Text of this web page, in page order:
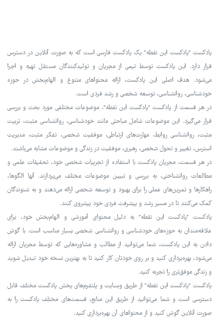
پادکست "پادکست این نقطه" یک پادکست فارسی است که به صورت آنلاین در دسترس
قرار دارد. این پادکست توسط تیمی از مجریان و تولیدکنندگان مستقل تهیه و اجرا
می‌شود. هدف اصلی این پادکست، ارائه محتواهای متنوع و الهام‌بخش در حوزه
خودشناسی، روانشناسی، توسعه شخصی و رشد فردی است.
در هر قسمت از پادکست "پادکست این نقطه"، موضوعات مختلفی مورد بحث و بررسی
قرار می‌گیرد. این موضوعات شامل مباحثی مانند خودشناسی، روانشناسی مثبت، تربیت
مثبت، روانشناسی روابط، مهارت‌های ارتباطی، موفقیت شخصی، تفکر مثبت، مدیریت
استرس، تغییر و تحول شخصی، رهبری، موفقیت در زندگی و موضوعات مشابه می‌باشند.
در هر قسمت، مجریان پادکست با استفاده از تجربیات شخصی خود، تحقیقات علمی و
مطالعات روانشناختی، به بررسی و تبیین موضوعات مختلف می‌پردازند. آنها الگوها،
راهکارها و تمرین‌های عملی را برای بهبود و توسعه شخصی ارائه می‌دهند و به شنوندگان
کمک می‌کنند تا در مسیر رشد و پیشرفت فردی خود پیشروی کنند.
پادکست "پادکست این نقطه" به دلیل محتوای آموزشی و الهام‌بخش خود، برای
علاقه‌مندان به حوزه‌های خودشناسی و روانشناسی شخصی بسیار مناسب است. با گوش
دادن به این پادکست، شما می‌توانید از مطالب و مشاوره‌هایی که توسط مجریان ارائه
می‌شود، بهره‌برداری کنید و بر روی خودتان کار کنید تا به بهترین نسخه خود تبدیل شوید
و زندگی موفق‌تری را تجربه کنید.
پادکست "پادکست این نقطه" از طریق وبسایت و پلتفرم‌های پخش پادکست مختلف قابل
دسترسی است و شما می‌توانید از طریق این منابع، قسمت‌های مختلف پادکست را به
صورت آنلاین گوش کنید و از محتواهای آن بهره‌برداری کنید.